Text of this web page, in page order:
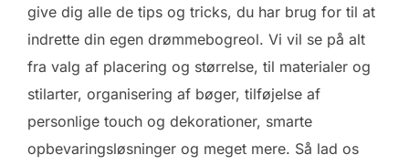
give dig alle de tips og tricks, du har brug for til at
indrette din egen drømmebogreol. Vi vil se på alt
fra valg af placering og størrelse, til materialer og
stilarter, organisering af bøger, tilføjelse af
personlige touch og dekorationer, smarte
opbevaringsløsninger og meget mere. Så lad os